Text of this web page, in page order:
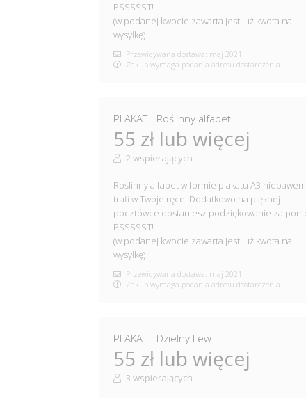
PSSSSST!
(w podanej kwocie zawarta jest już kwota na
wysyłkę)
Przewidywana dostawa: maj 2021
Zakup wymaga podania adresu dostarczenia
PLAKAT - Roślinny alfabet
55 zł lub więcej
2 wspierających
Roślinny alfabet w formie plakatu A3 niebawem
trafi w Twoje ręce! Dodatkowo na pięknej
pocztówce dostaniesz podziękowanie za
PSSSSST!
(w podanej kwocie zawarta jest już kwota na
wysyłkę)
Przewidywana dostawa: maj 2021
Zakup wymaga podania adresu dostarczenia
PLAKAT - Dzielny Lew
55 zł lub więcej
3 wspierających